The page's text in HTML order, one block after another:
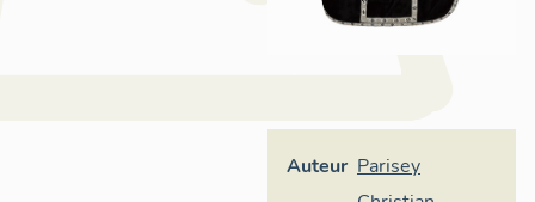
Auteur Parisey